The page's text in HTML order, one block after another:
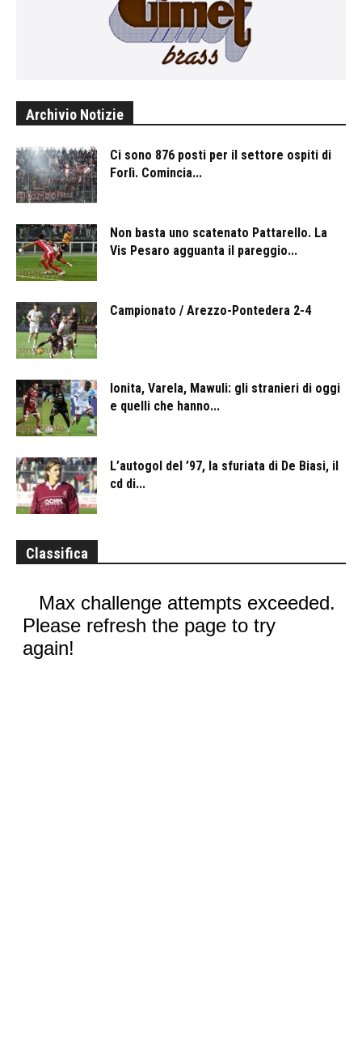
Archivio Notizie
Ci sono 876 posti per il settore ospiti di
Forlì. Comincia...
Non basta uno scatenato Pattarello. La
Vis Pesaro agguanta il pareggio...
Campionato / Arezzo-Pontedera 2-4
Ionita, Varela, Mawuli: gli stranieri di oggi
e quelli che hanno...
L’autogol del ’97, la sfuriata di De Biasi, il
cd di...
Classifica